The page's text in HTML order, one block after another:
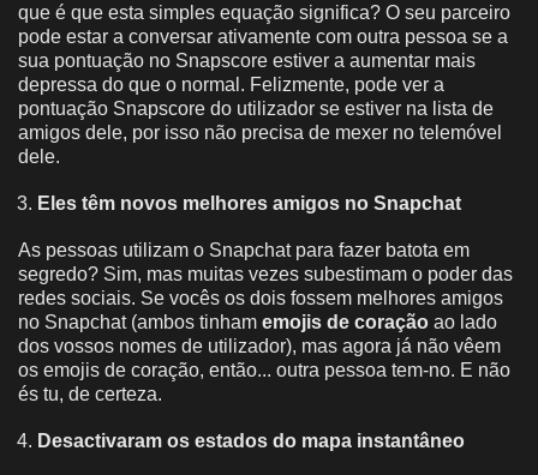
que é que esta simples equação significa? O seu parceiro
pode estar a conversar ativamente com outra pessoa se a
sua pontuação no Snapscore estiver a aumentar mais
depressa do que o normal. Felizmente, pode ver a
pontuação Snapscore do utilizador se estiver na lista de
amigos dele, por isso não precisa de mexer no telemóvel
dele.
Eles têm novos melhores amigos no Snapchat
As pessoas utilizam o Snapchat para fazer batota em
segredo? Sim, mas muitas vezes subestimam o poder das
redes sociais. Se vocês os dois fossem melhores amigos
no Snapchat (ambos tinham emojis de coração ao lado
dos vossos nomes de utilizador), mas agora já não vêem
os emojis de coração, então... outra pessoa tem-no. E não
és tu, de certeza.
Desactivaram os estados do mapa instantâneo